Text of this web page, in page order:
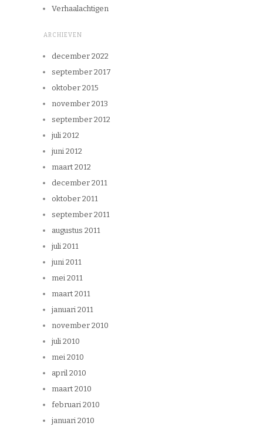
Verhaalachtigen
ARCHIEVEN
december 2022
september 2017
oktober 2015
november 2013
september 2012
juli 2012
juni 2012
maart 2012
december 2011
oktober 2011
september 2011
augustus 2011
juli 2011
juni 2011
mei 2011
maart 2011
januari 2011
november 2010
juli 2010
mei 2010
april 2010
maart 2010
februari 2010
januari 2010